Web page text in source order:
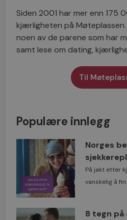
Siden 2001 har mer enn 175
kjærligheten på Møteplassen.
noen av de parene som har
samt lese om dating,
Til
Populære innlegg
Norges
På jakt etter
vanskelig å
8 tegn